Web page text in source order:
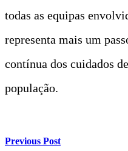
todas as equipas
representa mais um
contínua dos cuidados
população.
Previous Post